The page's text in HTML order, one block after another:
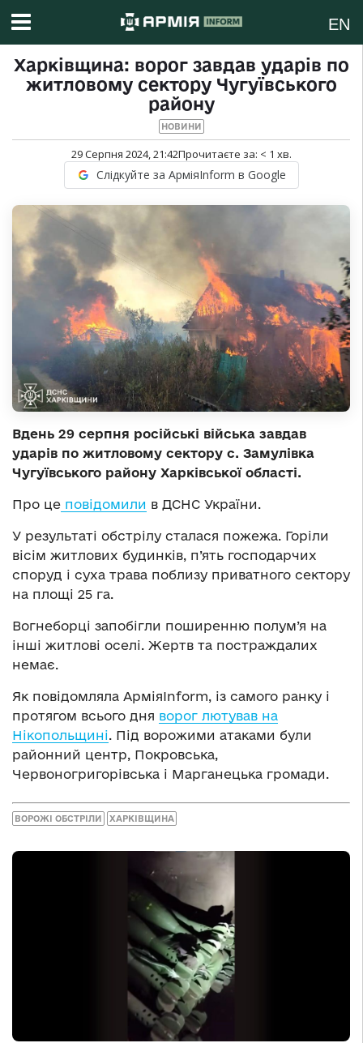
EN
Харківщина: ворог завдав ударів по
житловому сектору Чугуївського
району
НОВИНИ
29 Серпня 2024, 21:42Прочитаєте за: < 1 хв.
Слідкуйте за АрміяInform в Google
Вдень 29 серпня російські війська завдав
ударів по житловому сектору с. Замулівка
Чугуївського району Харківської області.
Про це повідомили в ДСНС України.
У результаті обстрілу сталася пожежа. Горіли
вісім житлових будинків, п’ять господарчих
споруд і суха трава поблизу приватного сектору
на площі 25 га.
Вогнеборці запобігли поширенню полум’я на
інші житлові оселі. Жертв та постраждалих
немає.
Як повідомляла АрміяInform, із самого ранку і
протягом всього дня ворог лютував на
Нікопольщині . Під ворожими атаками були
районний центр, Покровська,
Червоногригорівська і Марганецька громади.
ВОРОЖІ ОБСТРІЛИ ХАРКІВЩИНА